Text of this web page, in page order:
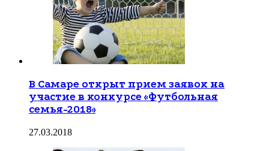
В Самаре открыт прием заявок на
участие в конкурсе «Футбольная
семья-2018»
27.03.2018